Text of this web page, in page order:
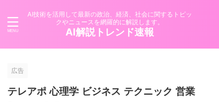
AI技術を活用して最新の政治、経済、社会に関するトピッ
クやニュースを網羅的に解説します。
AI解説トレンド速報
広告
テレアポ 心理学 ビジネス テクニック 営業